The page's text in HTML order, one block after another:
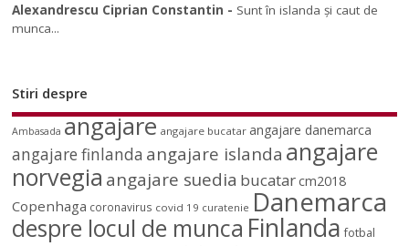
Alexandrescu Ciprian Constantin - Sunt în islanda și caut de
munca...
Stiri despre
Ambasada angajare angajare bucatar angajare danemarca
angajare finlanda angajare islanda angajare
norvegia angajare suedia bucatarcm2018
Copenhaga coronavirus covid 19 curatenie Danemarca
despre locul de munca Finlanda fotbal